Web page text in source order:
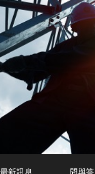
最新訊息 問與答